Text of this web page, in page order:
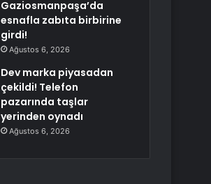
Gaziosmanpaşa’da
esnafla zabıta birbirine
girdi!
Ağustos 6, 2026
Dev marka piyasadan
çekildi! Telefon
pazarında taşlar
yerinden oynadı
Ağustos 6, 2026